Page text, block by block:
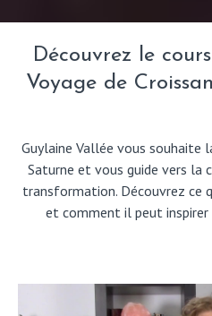
Découvrez le
Voyage de
Guylaine Vallée vous souhaite
Saturne et vous guide vers la
transformation. Découvrez ce
et comment il peut inspirer